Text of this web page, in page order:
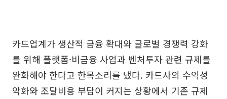
카드업계가 생산적 금융 확대와 글로벌 경쟁력 강화
를 위해 플랫폼·비금융 사업과 벤처투자 관련 규제를
완화해야 한다고 한목소리를 냈다. 카드사의 수익성
악화와 조달비용 부담이 커지는 상황에서 기존 규제